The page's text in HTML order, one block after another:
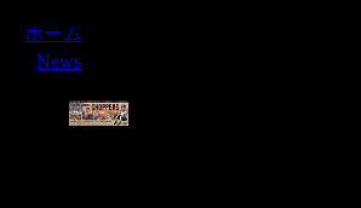
ホーム
News